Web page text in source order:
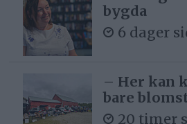
bygda
6 dager
– Her kan
bare
20 timer